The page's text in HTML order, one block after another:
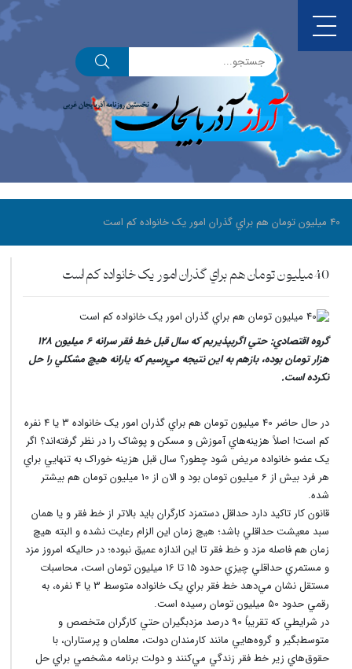
40 ميليون تومان هم براي گذران امور يک خانواده کم است
40 ميليون تومان هم براي گذران امور يک خانواده کم است
گروه اقتصادي: حتي اگربپذيريم که سال قبل خط فقر سرانه 6 ميليون 128
هزار تومان بوده، بازهم به اين نتيجه مي‌رسيم که يارانه هيچ مشکلي را حل
نکرده است.
در حال حاضر 40 ميليون تومان هم براي گذران امور يک خانواده 3 يا 4 نفره
کم است! اصلاً هزينه‌هاي آموزش و مسکن و پوشاک را در نظر گرفته‌اند؟ اگر
يک عضو خانواده مريض شود چطور؟ سال قبل هزينه خوراک به تنهايي براي
هر فرد بيش از 6 ميليون تومان بود و الان از 10 ميليون تومان هم بيشتر
شده.
قانون کار تاکيد دارد حداقل دستمزد کارگران بايد بالاتر از خط فقر و يا همان
سبد معيشت حداقلي باشد؛ هيچ زمان اين الزام رعايت نشده و البته هيچ
زمان هم فاصله مزد و خط فقر تا اين اندازه عميق نبوده؛ در حاليکه امروز مزد
و مستمري حداقلي چيزي حدود 15 تا 16 ميليون تومان است، محاسبات
مستقل نشان مي‌دهد خط فقر براي يک خانواده متوسط 3 يا 4 نفره، به
رقمي حدود 50 ميليون تومان رسيده است.
در شرايطي که تقريباً 90 درصد مزدبگيران حتي کارگران متخصص و
متوسط‌بگير و گروه‌هايي مانند کارمندان دولت، معلمان و پرستاران، با
حقوق‌هاي زير خط فقر زندگي مي‌کنند و دولت برنامه مشخصي براي حل